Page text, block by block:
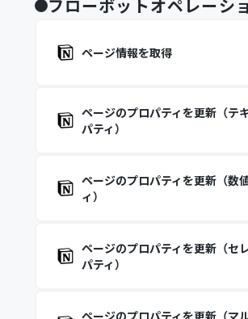
フローボットオペレーシ
ページ情報を取得
ページのプロパティを更新（テ
パティ）
ページのプロパティを更新（数
ィ）
ページのプロパティを更新（セ
パティ）
ページのプロパティを更新（マ